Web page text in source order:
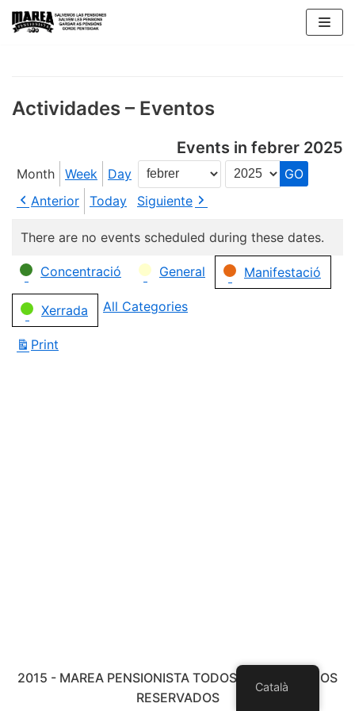
Skip
Actividades – Eventos
Events in febrer 2025
Month Week Day
Month
Year
Anterior
Today Siguiente
There are no events scheduled during these dates.
Categories
Concentració General Manifestació
Xerrada All Categories
Print
2015 - MAREA PENSIONISTA TODOS LOS DERECHOS
RESERVADOS
Català